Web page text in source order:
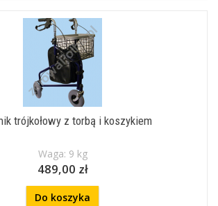
trójkołowy z torbą i koszykiem
Waga: 9 kg
489,00 zł
Do koszyka